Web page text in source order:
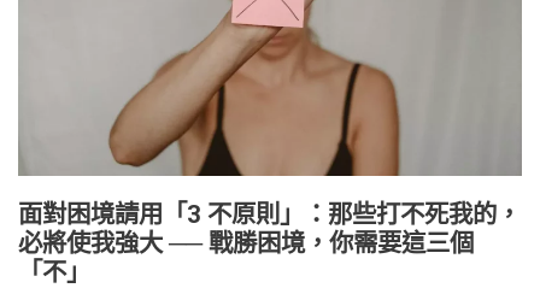
面對困境請用「3 不原則」：那些打不死我的，
必將使我強大 ── 戰勝困境，你需要這三個
「不」